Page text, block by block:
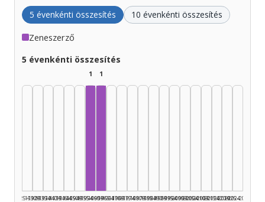
5 évenkénti összesítés 10 évenkénti összesítés
Zeneszerző
5 évenkénti összesítés
1925–1929
1930–1934
1935–1939
1940–1944
1945–1949
1950–1954
1
1955–1959
1
1960–1964
1965–1969
1970–1974
1975–1979
1980–1984
1985–1989
1990–1994
1995–1999
2000–2004
2005–2009
2010–2014
2015–2019
2020–2024
2025–2026